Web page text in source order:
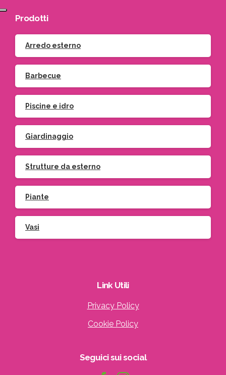
Prodotti
Arredo esterno
Barbecue
Piscine e idro
Giardinaggio
Strutture da esterno
Piante
Vasi
Link Utili
Privacy Policy
Cookie Policy
Seguicisuisocial